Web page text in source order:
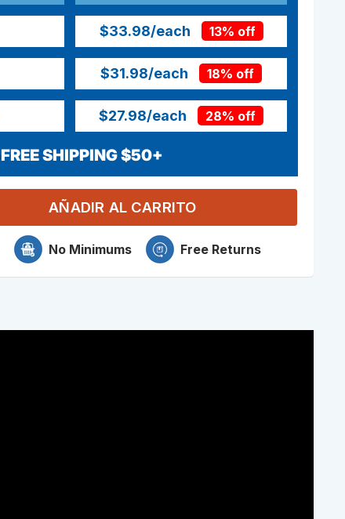
$33.98/each 13% off
$31.98/each 18% off
$27.98/each 28% off
FREE SHIPPING $50+
AÑADIR AL CARRITO
No Minimums Free Returns